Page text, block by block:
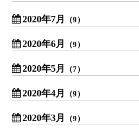
2020年7月 （9）
2020年6月 （9）
2020年5月 （7）
2020年4月 （9）
2020年3月 （9）